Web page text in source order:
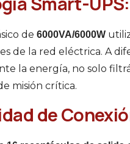
de 6000VA/6000W
de la red eléctrica. A
la energía, no solo
misión crítica.
de